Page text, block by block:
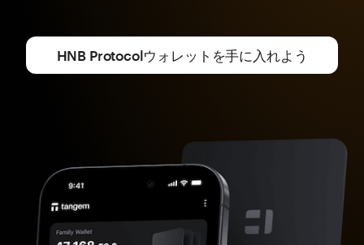
HNB Protocolウォレットを手に入れよう